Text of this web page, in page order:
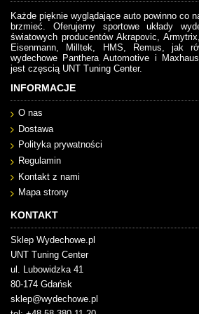
Każde pięknie wyglądające auto powinno co
brzmieć. Oferujemy sportowe układy
światowych producentów Akrapovic,
Eisenmann, Milltek, HMS, Remus, jak
wydechowe Panthera Automotive i
jest częscią UNT Tuning Center.
INFORMACJE
O nas
Dostawa
Polityka prywatności
Regulamin
Kontakt z nami
Mapa strony
KONTAKT
Sklep Wydechowe.pl
UNT Tuning Center
ul. Lubowidzka 41
80-174 Gdańsk
sklep@wydechowe.pl